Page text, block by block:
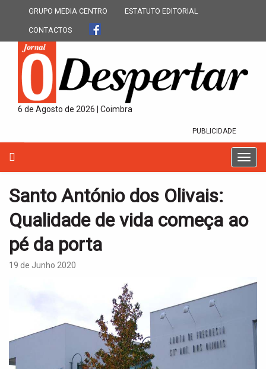
GRUPO MEDIA CENTRO ESTATUTO EDITORIAL
CONTACTOS
6 de Agosto de 2026 | Coimbra
PUBLICIDADE
T
o
e
g
Santo António dos Olivais:
Qualidade de vida começa ao
pé da porta
19 de Junho 2020